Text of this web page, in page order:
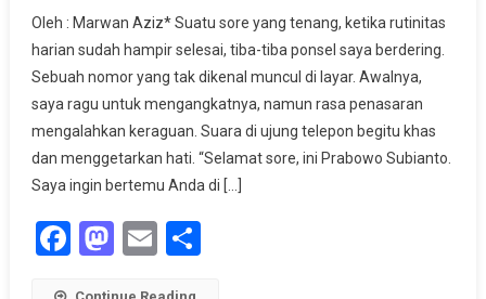
Ditelpon
Presiden
Terpilih,
Prabowo
Subianto
Memanggil
Oleh : Marwan Aziz* Suatu sore yang tenang, ketika rutinitas
harian sudah hampir selesai, tiba-tiba ponsel saya berdering.
Sebuah nomor yang tak dikenal muncul di layar. Awalnya,
saya ragu untuk mengangkatnya, namun rasa penasaran
mengalahkan keraguan. Suara di ujung telepon begitu khas
dan menggetarkan hati. “Selamat sore, ini Prabowo Subianto.
Saya ingin bertemu Anda di […]
Facebook
Mastodon
EmailShare